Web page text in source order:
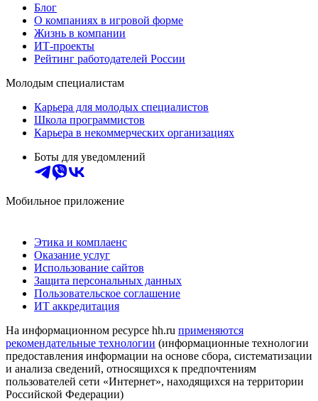
Блог
О компаниях в игровой форме
Жизнь в компании
ИТ-проекты
Рейтинг работодателей России
Молодым специалистам
Карьера для молодых специалистов
Школа программистов
Карьера в некоммерческих организациях
Боты для уведомлений
Мобильное приложение
Этика и комплаенс
Оказание услуг
Использование сайтов
Защита персональных данных
Пользовательское соглашение
ИТ аккредитация
На информационном ресурсе hh.ru применяются
рекомендательные технологии (информационные технологии
предоставления информации на основе сбора, систематизации
и анализа сведений, относящихся к предпочтениям
пользователей сети «Интернет», находящихся на территории
Российской Федерации)